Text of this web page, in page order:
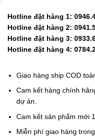
Hotline đặt hàng 1:
Hotline đặt hàng 2:
Hotline đặt hàng 3:
Hotline đặt hàng 4:
Giao hàng ship COD
Cam kết hàng chính
dự án.
Cam kết sản phẩm mới
Miễn phí giao hàng